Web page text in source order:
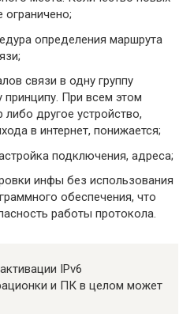
ограничено;
определения маршрута
связи в одну группу
При всем этом
либо другое устройство,
в интернет, понижается;
подключения, адреса;
инфы без использования
обеспечения, что
работы протокола.
IPv6
и ПК в целом может